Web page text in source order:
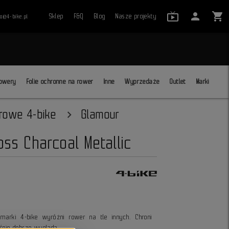
bike.pl Sklep F&Q Blog Nasze projekty live_tv_24
person shopping_cart
Folie ochronne na rower Inne Wyprzedaże Outlet Marki
4-bike Glamour
Charcoal Metallic
marki 4-bike wyróżni rower na tle innych. Chroni
dobrze wygląda.